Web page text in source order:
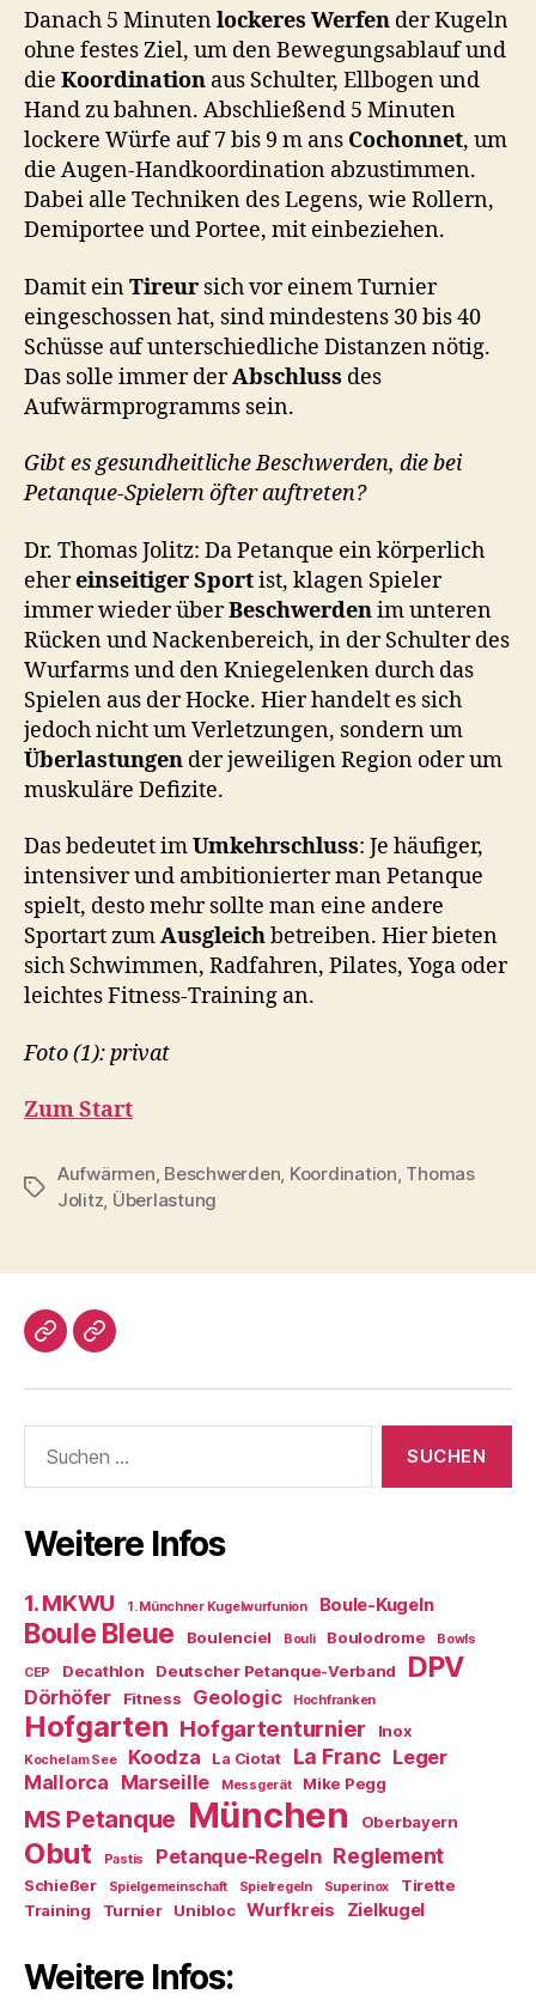
Danach 5 Minutenlockeres Werfen der Kugeln
ohne festes Ziel, um den Bewegungsablauf und
die Koordination aus Schulter, Ellbogen und
Hand zu bahnen. Abschließend 5 Minuten
lockere Würfe auf 7 bis 9 m ans Cochonnet, um
die Augen-Handkoordination abzustimmen.
Dabei alle Techniken des Legens, wie Rollern,
Demiportee und Portee, mit einbeziehen.
Damit einTireur sich vor einem Turnier
eingeschossen hat, sind mindestens 30 bis 40
Schüsse auf unterschiedliche Distanzen nötig.
Das solle immer derAbschluss des
Aufwärmprogramms sein.
Gibt es gesundheitliche Beschwerden, die bei
Petanque-Spielern öfter auftreten?
Dr. Thomas Jolitz: Da Petanque ein körperlich
ehereinseitiger Sportist, klagen Spieler
immer wieder überBeschwerdenim unteren
Rücken und Nackenbereich, in der Schulter des
Wurfarms und den Kniegelenken durch das
Spielen aus der Hocke. Hier handelt es sich
jedoch nicht um Verletzungen, sondern um
Überlastungen der jeweiligen Region oder um
muskuläre Defizite.
Das bedeutet imUmkehrschluss: Je häufiger,
intensiver und ambitionierter man Petanque
spielt, desto mehr sollte man eine andere
Sportart zumAusgleichbetreiben. Hier bieten
sich Schwimmen, Radfahren, Pilates, Yoga oder
leichtes Fitness-Training an.
Foto (1): privat
Zum Start
Schlagwörter
Aufwärmen, Beschwerden, Koordination, Thomas
Jolitz, Überlastung
Impressum/DatSchutz
Beliebte
nach:
Weitere Infos
1. MKWU 1. Münchner Kugelwurfunion Boule-Kugeln
Boule Bleue Boulenciel Bouli Boulodrome Bowls
CEP Decathlon Deutscher Petanque-Verband DPV
Dörhöfer Fitness Geologic Hochfranken
Hofgarten Hofgartenturnier Inox
Kochel am See Koodza La Ciotat La Franc Leger
Mallorca Marseille Messgerät Mike Pegg
MS Petanque München Oberbayern
Obut Pastis Petanque-Regeln Reglement
Schießer Spielgemeinschaft Spielregeln Superinox
Tirette
Training
Turnier Unibloc Wurfkreis Zielkugel
Weitere Infos: